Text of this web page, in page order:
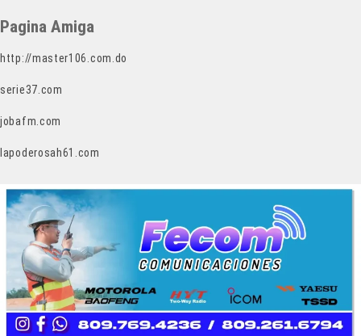
Pagina Amiga
http://master106.com.do
serie37.com
jobafm.com
lapoderosah61.com